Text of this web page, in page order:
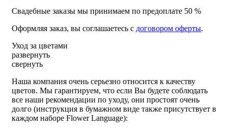
Свадебные заказы мы принимаем по предоплате 50 %
Оформляя заказ, вы соглашаетесь с договором оферты.
Уход за цветами
развернуть
свернуть
Наша компания очень серьезно относится к качеству
цветов. Мы гарантируем, что если Вы будете соблюдать
все наши рекомендации по уходу, они простоят очень
долго (инструкция в бумажном виде также присутствует в
каждом наборе Flower Language):